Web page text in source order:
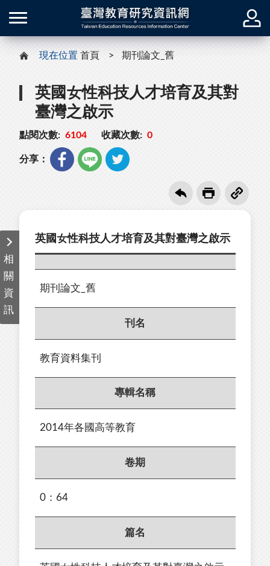
現在位置 首頁 期刊論文_舊
英國女性科技人才培育及其對
臺灣之啟示
點閱次數: 6104 收藏次數: 0
分享：
相
關
資
訊
英國女性科技人才培育及其對臺灣之啟示
期刊論文_舊
刊名
教育資料集刊
專輯名稱
2014年各國高等教育
卷期
0：64
篇名